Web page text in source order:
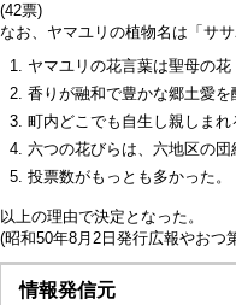
(42票)
なお、ヤマユリの植物名は「ササ
ヤマユリの花言葉は聖母の花
香りが融和で豊かな郷土愛を
町内どこでも自生し親しまれ
六つの花びらは、六地区の団
投票数がもっとも多かった。
以上の理由で決定となった。
(昭和50年8月2日発行広報やおつ
情報発信元